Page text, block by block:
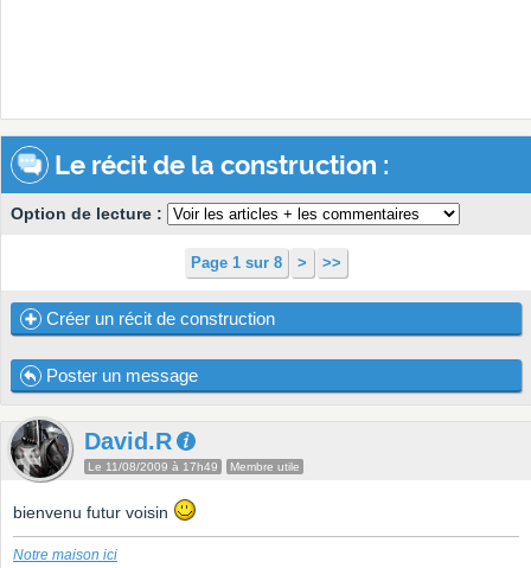
Le récit de la construction :
Option de lecture :
Page 1 sur 8 > >>
Créer un récit de construction
Poster un message
David.R
Le 11/08/2009 à 17h49 Membre utile
bienvenu futur voisin
Notre maison ici